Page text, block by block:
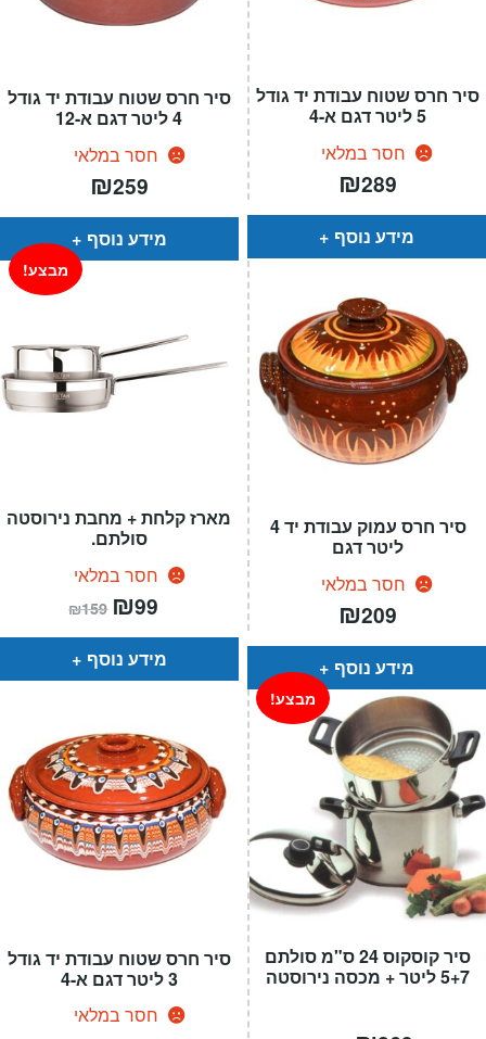
סיר חרס שטוח עבודת יד גודל
4 ליטר דגם א-12
חסר במלאי
₪259
מידע נוסף
סיר חרס שטוח עבודת יד גודל
5 ליטר דגם א-4
חסר במלאי
₪289
מידע נוסף
מארז קלחת + מחבת נירוסטה
סולתם.
חסר במלאי
מבצע!
₪159 המחיר
המקורי
היה:
₪159.
₪99
הוא:
מידע נוסף
סיר חרס עמוק עבודת יד 4
ליטר דגם
חסר במלאי
₪209
מידע נוסף
סיר חרס שטוח עבודת יד גודל
3 ליטר דגם א-4
חסר במלאי
סיר קוסקוס 24 ס"מ סולתם
5+7 ליטר + מכסה נירוסטה
מבצע!